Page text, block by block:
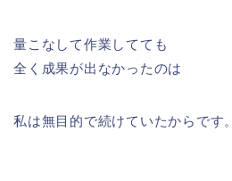
量こなして作業してても
全く成果が出なかったのは
私は無目的で続けていたからです。